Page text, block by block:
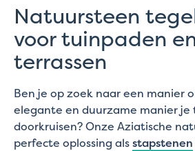
Natuursteen
voor tuinpaden
terrassen
Ben je op zoek naar een manier
elegante en duurzame manier je
doorkruisen? Onze Aziatische
perfecte oplossing alsstapstenen